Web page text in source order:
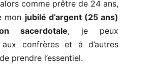
comme prêtre de 24 ans,
mon jubilé d’argent (25 ans)
sacerdotale, je peux
aux confrères et à d’autres
prendre l’essentiel.